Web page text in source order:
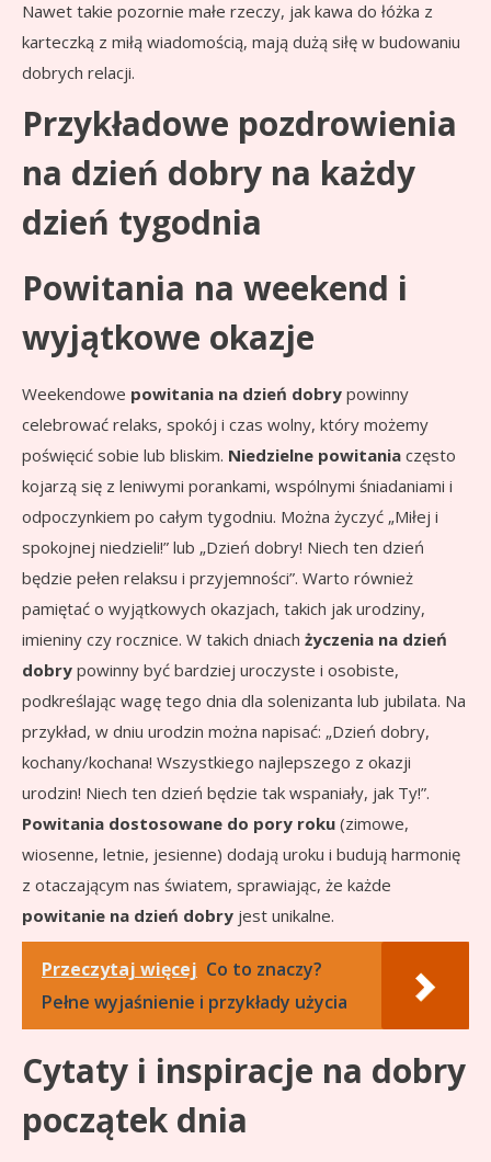
Nawet takie pozornie małe rzeczy, jak kawa do łóżka z
karteczką z miłą wiadomością, mają dużą siłę w budowaniu
dobrych relacji.
Przykładowe pozdrowienia
na dzień dobry na każdy
dzień tygodnia
Powitania na weekend i
wyjątkowe okazje
Weekendowe powitania na dzień dobry powinny
celebrować relaks, spokój i czas wolny, który możemy
poświęcić sobie lub bliskim. Niedzielne powitania często
kojarzą się z leniwymi porankami, wspólnymi śniadaniami i
odpoczynkiem po całym tygodniu. Można życzyć „Miłej i
spokojnej niedzieli!” lub „Dzień dobry! Niech ten dzień
będzie pełen relaksu i przyjemności”. Warto również
pamiętać o wyjątkowych okazjach, takich jak urodziny,
imieniny czy rocznice. W takich dniach życzenia na dzień
dobry powinny być bardziej uroczyste i osobiste,
podkreślając wagę tego dnia dla solenizanta lub jubilata. Na
przykład, w dniu urodzin można napisać: „Dzień dobry,
kochany/kochana! Wszystkiego najlepszego z okazji
urodzin! Niech ten dzień będzie tak wspaniały, jak Ty!”.
Powitania dostosowane do pory roku (zimowe,
wiosenne, letnie, jesienne) dodają uroku i budują harmonię
z otaczającym nas światem, sprawiając, że każde
powitanie na dzień dobry jest unikalne.
Przeczytaj więcej Co to znaczy?
Pełne wyjaśnienie i przykłady użycia
Cytaty i inspiracje na dobry
początek dnia